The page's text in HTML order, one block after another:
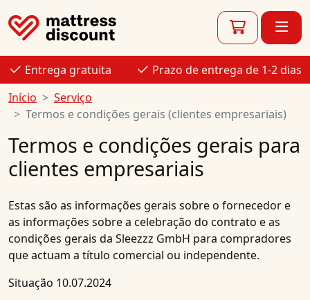
Entrega gratuita
Prazo de entrega de 1-2 dias
Início
Serviço
Termos e condições gerais (clientes empresariais)
Termos e condições gerais para
clientes empresariais
Estas são as informações gerais sobre o fornecedor e
as informações sobre a celebração do contrato e as
condições gerais da Sleezzz GmbH para compradores
que actuam a título comercial ou independente.
Situação 10.07.2024